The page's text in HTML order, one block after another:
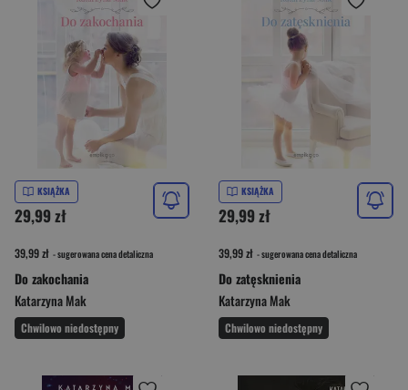
KSIĄŻKA
29,99 zł
39,99 zł - sugerowana cena detaliczna
Do zakochania
Katarzyna Mak
Chwilowo niedostępny
KSIĄŻKA
29,99 zł
39,99 zł - sugerowana cena detaliczna
Do zatęsknienia
Katarzyna Mak
Chwilowo niedostępny